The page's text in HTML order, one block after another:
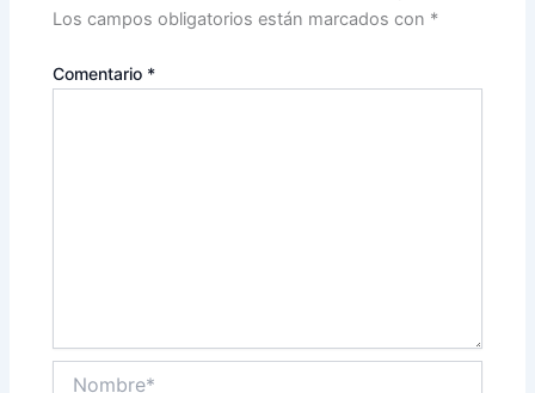
Los campos obligatorios están marcados con *
Comentario *